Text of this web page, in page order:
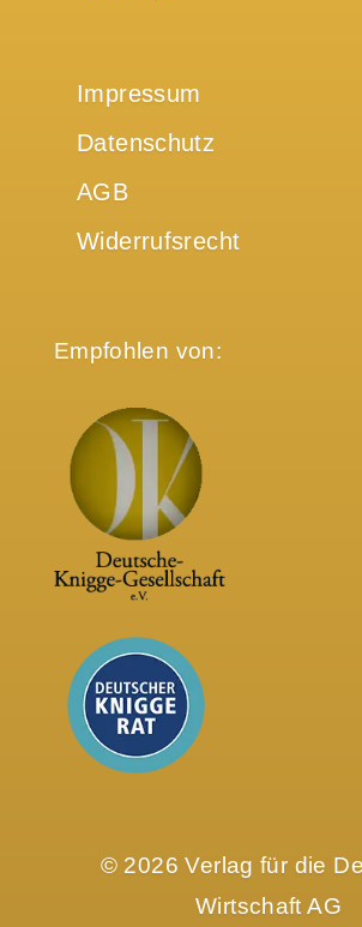
Impressum
Datenschutz
AGB
Widerrufsrecht
Empfohlen von:
© 2026 Verlag für die
Wirtschaft AG